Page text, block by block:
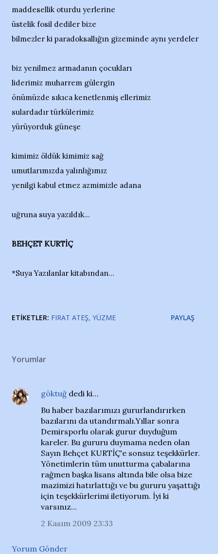
maddesellik oturdu yerlerine
üstelik fosil dediler bize
bilmezler ki paradoksallığın gizeminde aynı yerdeler
biz yenilmez armadanın çocukları
liderimiz muharrem gülergin
önümüzde sıkıca kenetlenmiş ellerimiz
sulardadır türkülerimiz
yürüyorduk güneşe
kimimiz öldük kimimiz sağ
umutlarımızda yalınlığımız
yenilgi kabul etmez azmimizle adana
uğruna suya yazıldık...
BEHÇET KURTİÇ
*Suya Yazılanlar kitabından...
ETIKETLER: FIRAT ATEŞ YÜZME PAYLAŞ
Yorumlar
göktuğ dedi ki…
Bu haber bazılarımızı gururlandırırken
bazılarını da utandırmalı.Yıllar sonra
Demirsporlu olarak gurur duyduğum
kareler. Bu gururu duymama neden olan
Sayın Behçet KURTİÇ'e sonsuz teşekkürler.
Yönetimlerin tüm unutturma çabalarına
rağmen başka lisans altında bile olsa bize
mazimizi hatırlattığı ve bu gururu yaşattığı
için teşekkürlerimi iletiyorum. İyi ki
varsınız...
2 Kasım 2009 23:33
Yorum Gönder